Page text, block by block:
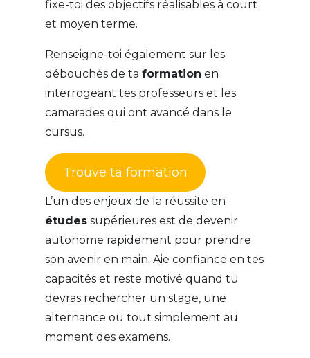
fixe-toi des objectifs réalisables à court
et moyen terme.
Renseigne-toi également sur les
débouchés de ta formation en
interrogeant tes professeurs et les
camarades qui ont avancé dans le
cursus.
Trouve ta formation
L’un des enjeux de la réussite en
étudessupérieures est de devenir
autonome rapidement pour prendre
son avenir en main. Aie confiance en tes
capacités et reste motivé quand tu
devras rechercher un stage, une
alternance ou tout simplement au
moment des examens.